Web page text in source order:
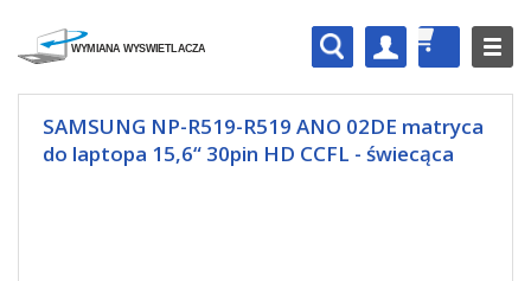
SAMSUNG NP-R519-R519 ANO 02DE matryca
do laptopa 15,6“ 30pin HD CCFL - świecąca